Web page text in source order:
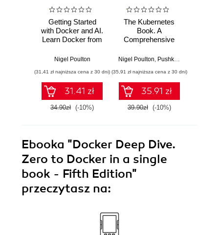
Getting Started
with Docker and AI.
Learn Docker from
powered container
clear, practical
steps - Third
Edition
Nigel Poulton
(31,41 zł najniższa cena z 30 dni)
31.41 zł
34.90zł (-10%)
The Kubernetes
Book. A
Comprehensive
Orchestration and
Deployment - Third
Edition
Nigel Poulton Pushkar Joglekar
(35,91 zł najniższa cena z 30 dni)
35.91 zł
39.90zł (-10%)
Ebooka "Docker Deep Dive.
Zero to Docker in a single
book - Fifth Edition"
przeczytasz na: